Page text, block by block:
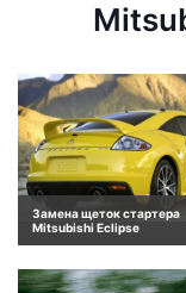
Замена щеток стартера
Mitsubishi Eclipse